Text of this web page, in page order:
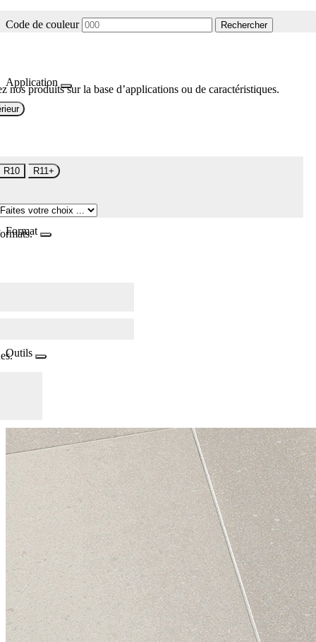
Code de couleur Rechercher
Application
nos produits sur la base d’applications ou de caractéristiques.
R10 R11+
Format
Outils